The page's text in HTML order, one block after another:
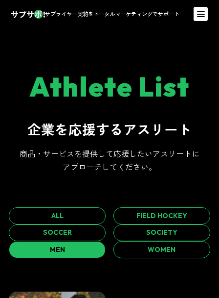
サプライヤー契約をトータルマーケティングでサポート
Athlete List
企業を応援するアスリート
商品・サービスを提供して応援したいアスリートに
アプローチしてください。
ALL
FIELD HOCKEY
SOCCER
SOCIETY
MEN
WOMEN